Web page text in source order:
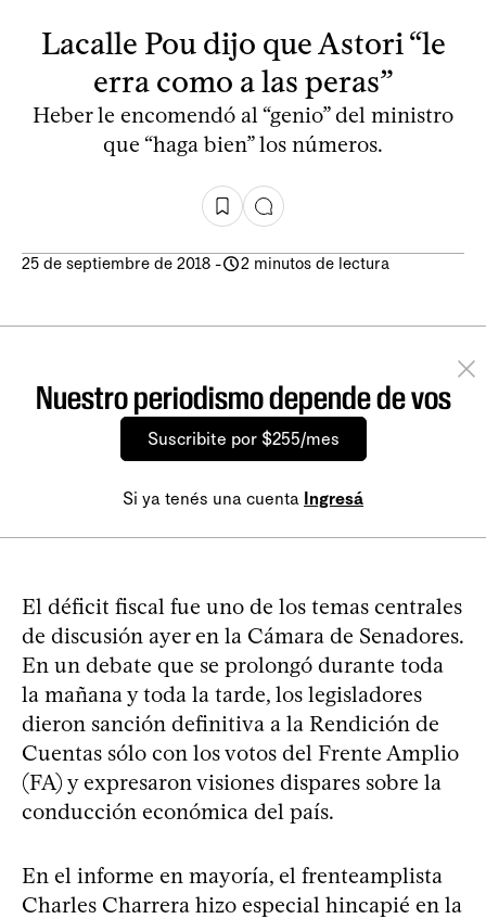
Lacalle Pou dijo que Astori “le
erra como a las peras”
Heber le encomendó al “genio” del ministro
que “haga bien” los números.
25 de septiembre de 2018 - 2 minutos de lectura
Nuestro periodismo depende de vos
Suscribite por $255/mes
Si ya tenés una cuenta Ingresá
El déficit fiscal fue uno de los temas centrales
de discusión ayer en la Cámara de Senadores.
En un debate que se prolongó durante toda
la mañana y toda la tarde, los legisladores
dieron sanción definitiva a la Rendición de
Cuentas sólo con los votos del Frente Amplio
(FA) y expresaron visiones dispares sobre la
conducción económica del país.
En el informe en mayoría, el frenteamplista
Charles Charrera hizo especial hincapié en la